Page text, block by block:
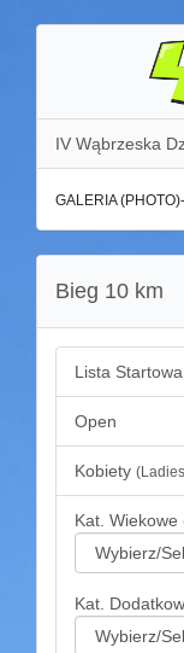
IV Wąbrzeska
GALERIA
Bieg 10 km
Lista Startowa
Open
Kobiety
Kat. Wiekowe
Kat.